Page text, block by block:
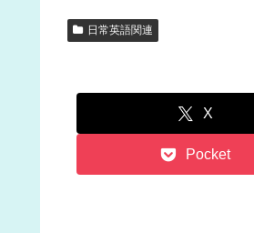
日常英語関連
X
Pocket